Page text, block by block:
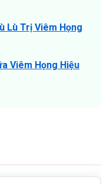
Lù Trị Viêm Họng
Viêm Họng Hiệu